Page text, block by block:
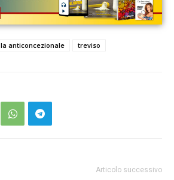
anticoncezionale treviso
Articolo successivo